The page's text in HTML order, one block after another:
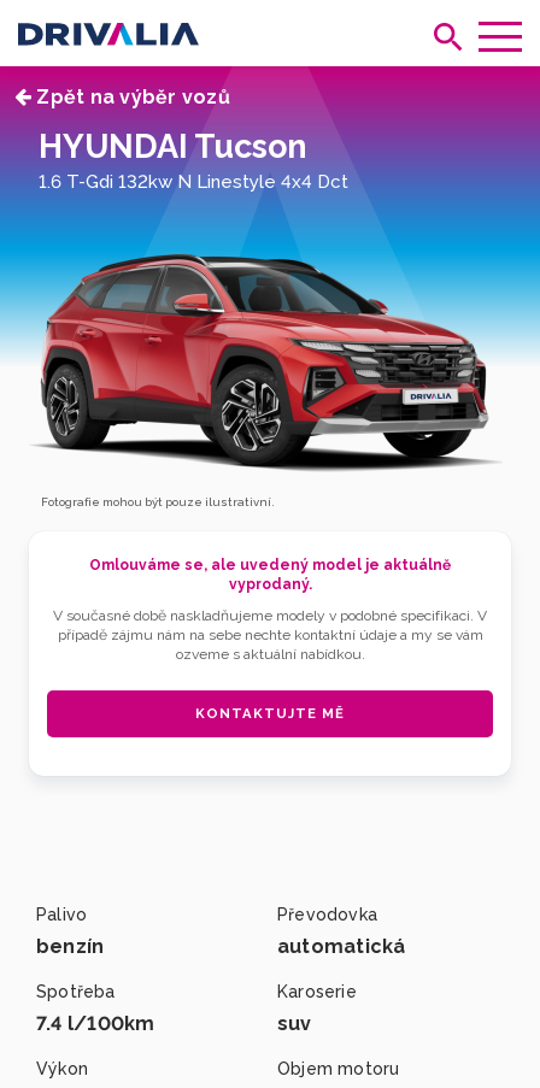
Zpět na výběr vozů
HYUNDAI Tucson
1.6 T-Gdi 132kw N Linestyle 4x4 Dct
Fotografie mohou být pouze ilustrativní.
Omlouváme se, ale uvedený model je aktuálně
vyprodaný.
V současné době naskladňujeme modely v podobné specifikaci. V
případě zájmu nám na sebe nechte kontaktní údaje a my se vám
ozveme s aktuální nabídkou.
KONTAKTUJTE MĚ
Palivo
benzín
Převodovka
automatická
Spotřeba
7.4 l/100km
Karoserie
suv
Výkon Objem motoru